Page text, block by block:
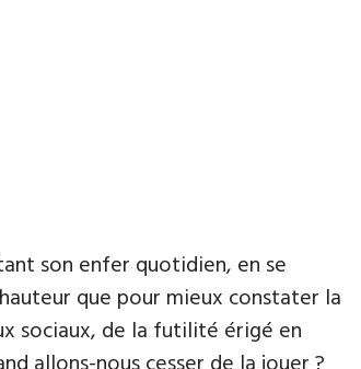
son enfer quotidien, en se
que pour mieux constater la
sociaux, de la futilité érigé en